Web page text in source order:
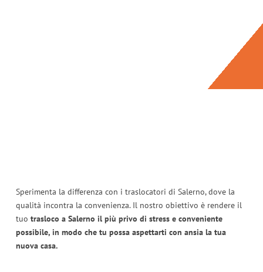
Sperimenta la differenza con i traslocatori di Salerno, dove la
qualità incontra la convenienza. Il nostro obiettivo è rendere il
tuo trasloco a Salerno il più privo di stress e conveniente
possibile, in modo che tu possa aspettarti con ansia la tua
nuova casa.